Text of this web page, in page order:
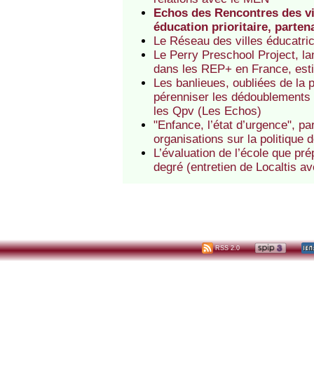
Echos des Rencontres des
éducation prioritaire,
Le Réseau des villes
Le Perry Preschool Project,
dans les REP+ en France,
Les banlieues, oubliées de la
pérenniser les
les Qpv (Les Echos)
"Enfance, l’état d’urgence",
organisations sur la politique
L’évaluation de l’école que
degré (entretien de Localtis
RSS 2.0